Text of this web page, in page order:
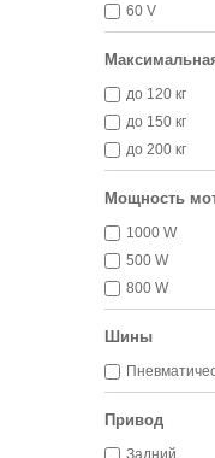
60 V
до 120 кг
до 150 кг
до 200 кг
Мощность
1000 W
500 W
800 W
Шины
Привод
Задний